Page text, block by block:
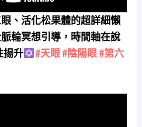
、活化松果體的超詳細懶
輪冥想引導，時間軸在說
揚升 #天眼 #陰陽眼 #第六